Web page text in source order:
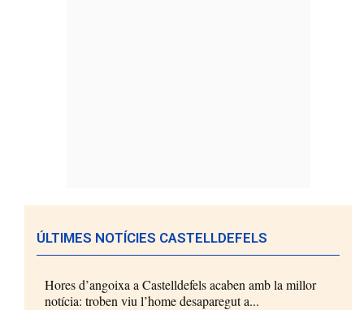
ÚLTIMES NOTÍCIES CASTELLDEFELS
Hores d’angoixa a Castelldefels acaben amb la millor
notícia: troben viu l’home desaparegut a...